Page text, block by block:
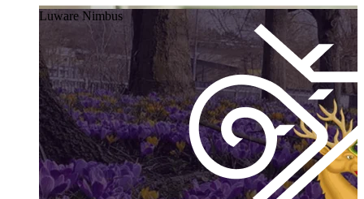
Luware Nimbus